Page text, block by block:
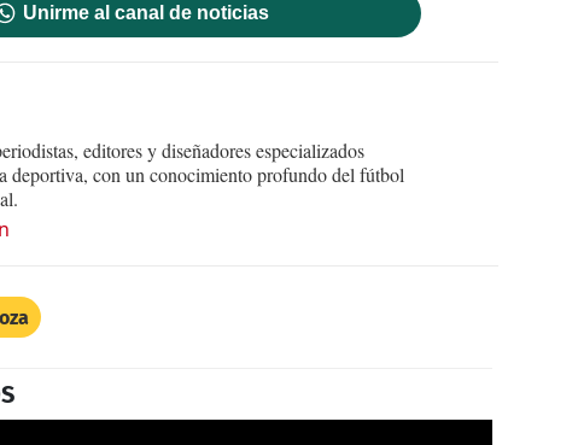
Unirme al canal de noticias
editores y diseñadores especializados
deportiva, con un conocimiento profundo del fútbol